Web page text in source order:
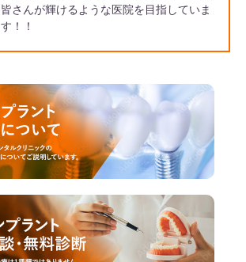
皆さんが輝けるような医院を目指していま
す！！